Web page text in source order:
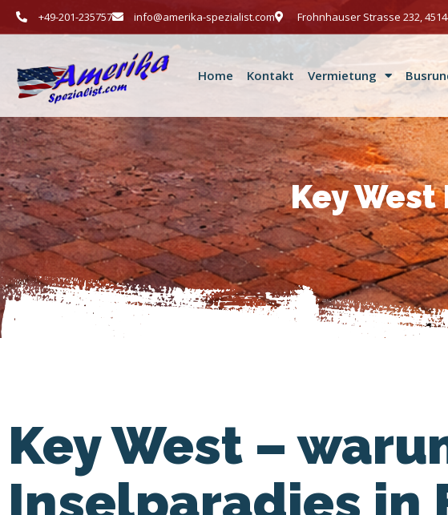
+49-201-235757 info@amerika-spezialist.com Frohnhauser Strasse 232,
Home Kontakt Vermietung
Key
Key West –
Inselparadies in